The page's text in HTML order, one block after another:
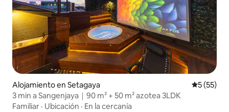
Alojamiento en Setagaya
5 (55)
3 min a Sangenjaya｜90 m² + 50 m² azotea 3LDK
Familiar · Ubicación · En la cercanía